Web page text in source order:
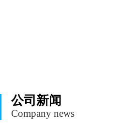
公司新闻
Company news